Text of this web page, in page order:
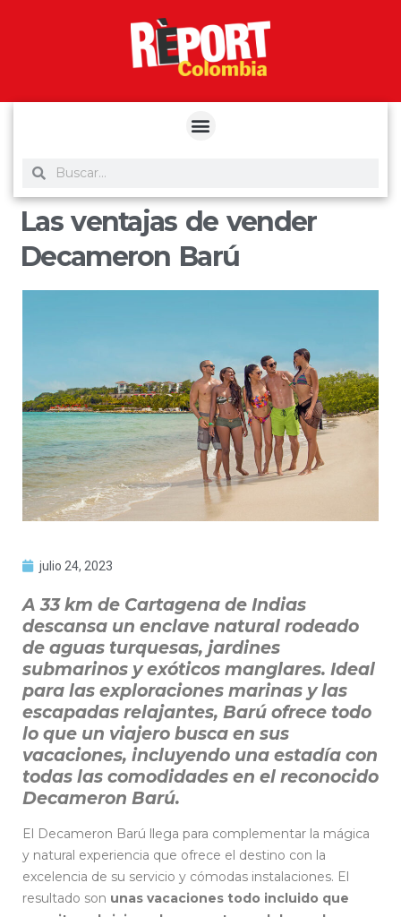
Las ventajas de vender
Decameron Barú
julio 24, 2023
A 33 km de Cartagena de Indias
descansa un enclave natural rodeado
de aguas turquesas, jardines
submarinos y exóticos manglares. Ideal
para las exploraciones marinas y las
escapadas relajantes, Barú ofrece todo
lo que un viajero busca en sus
vacaciones, incluyendo una estadía con
todas las comodidades en el reconocido
Decameron Barú.
El Decameron Barú llega para complementar la mágica
y natural experiencia que ofrece el destino con la
excelencia de su servicio y cómodas instalaciones. El
resultado son unas vacaciones todo incluido que